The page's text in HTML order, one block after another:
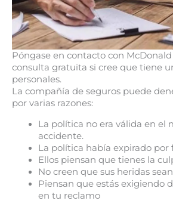
Póngase en contacto con
consulta gratuita si cree que tiene
personales.
La compañía de seguros puede
por varias razones:
La política no era válida en el
accidente.
La política había expirado por
Ellos piensan que tienes la
No creen que sus heridas
Piensan que estás exigiendo
en tu reclamo